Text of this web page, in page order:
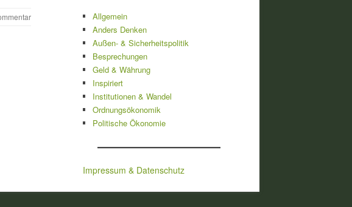
Allgemein
Anders Denken
Außen- & Sicherheitspolitik
Besprechungen
Geld & Währung
Inspiriert
Institutionen & Wandel
Ordnungsökonomik
Politische Ökonomie
Impressum & Datenschutz